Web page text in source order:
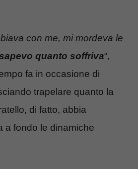
con me, mi mordeva le
quanto soffriva“,
fa in occasione di
trapelare quanto la
di fatto, abbia
a fondo le dinamiche